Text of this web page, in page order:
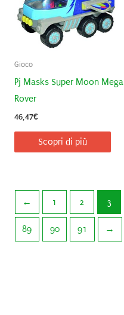
Gioco
Pj Masks Super Moon Mega
Rover
46,47€
Scopri di più
← 1 2 3
89 90 91 →